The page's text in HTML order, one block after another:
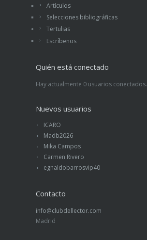
Artículos
Selecciones bibliográficas
Tertulias
Escríbenos
Quién está conectado
Hay actualmente 0 usuarios conectados.
Nuevos usuarios
ICARO
Madb2026
Mika Campos
Carmen Rivero
egnaldobarrosvip40
Contacto
info@clubdellector.com
Madrid